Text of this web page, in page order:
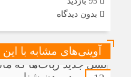
بدون دیدگاه
آوینی‌های مشابه با این